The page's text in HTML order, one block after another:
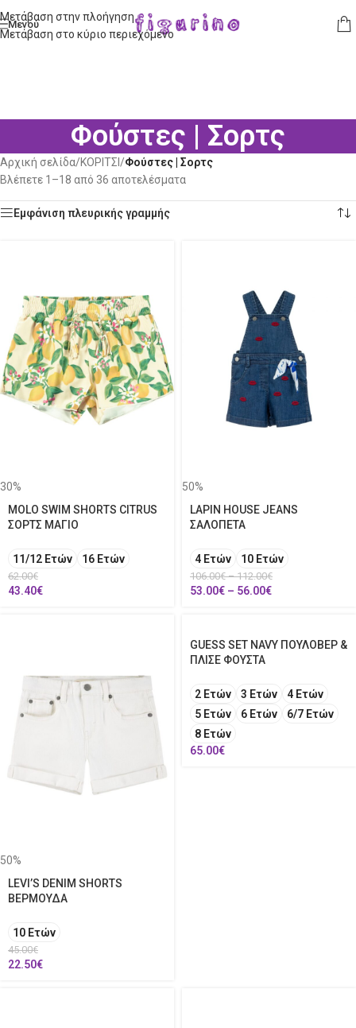
Μετάβαση στην πλοήγηση
Μετάβαση στο κύριο περιεχόμενο
Μενού
Φούστες | Σορτς
Αρχική σελίδα/ΚΟΡΙΤΣΙ /Φούστες | Σορτς
Βλέπετε 1–18 από 36 αποτελέσματα
Εμφάνιση πλευρικής γραμμής
30%
MOLO SWIM SHORTS CITRUS
ΣΟΡΤΣ ΜΑΓΙΟ
11/12 Ετών 16 Ετών
62.00€
43.40€
50%
LAPIN HOUSE JEANS
ΣΑΛΟΠΕΤΑ
4 Ετών 10 Ετών
106.00€ – 112.00€
53.00€ – 56.00€
50%
LEVI’S DENIM SHORTS
ΒΕΡΜΟΥΔΑ
10 Ετών
45.00€
22.50€
GUESS SET NAVY ΠΟΥΛΟΒΕΡ &
ΠΛΙΣΕ ΦΟΥΣΤΑ
2 Ετών 3 Ετών
4 Ετών
5 Ετών
6 Ετών
6/7 Ετών
8 Ετών
65.00€